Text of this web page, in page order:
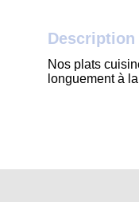
Description
Nos plats
longuement à